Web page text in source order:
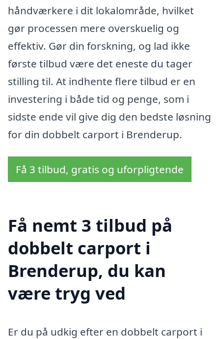
håndværkere i dit lokalområde, hvilket
gør processen mere overskuelig og
effektiv. Gør din forskning, og lad ikke
første tilbud være det eneste du tager
stilling til. At indhente flere tilbud er en
investering i både tid og penge, som i
sidste ende vil give dig den bedste løsning
for din dobbelt carport i Brenderup.
Få 3 tilbud, gratis og uforpligtende
Få nemt 3 tilbud på
dobbelt carport i
Brenderup, du kan
være tryg ved
Er du på udkig efter en dobbelt carport i